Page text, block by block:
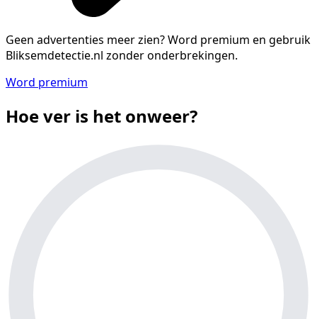
Geen advertenties meer zien?Word premium en gebruik
Bliksemdetectie.nl zonder onderbrekingen.
Word premium
Hoe ver is het onweer?